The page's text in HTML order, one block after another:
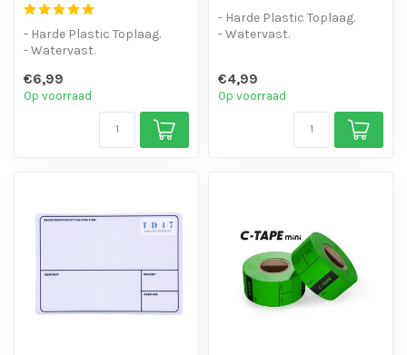
- Harde Plastic Toplaag.
- Watervast.
€6,99
Op voorraad
- Harde Plastic Toplaag.
- Watervast.
€4,99
Op voorraad